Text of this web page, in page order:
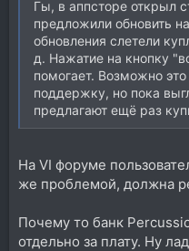
Гы, в аппсторе открыл
предложили обновить
обновления слетели
д. Нажатие на кнопку
помогает. Возможно это
поддержку, но пока
предлагают ещё раз
На VI форуме
же проблемой, должна
Почему то банк
отдельно за плату. Ну